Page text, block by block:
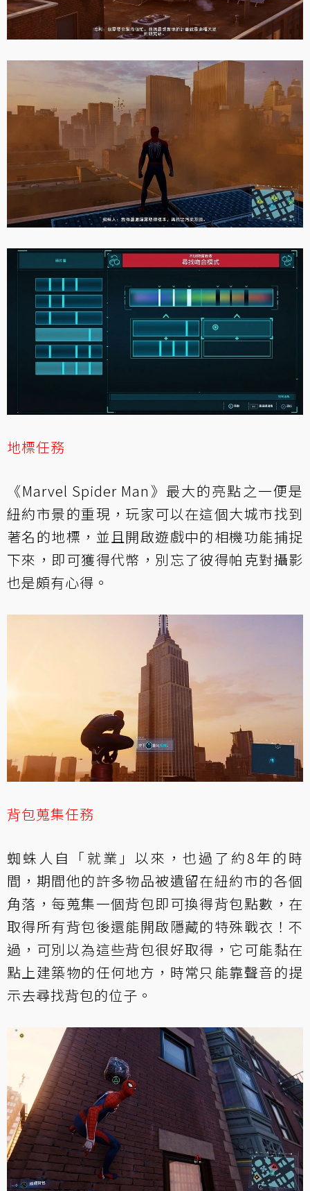
地標任務
《Marvel Spider Man》最大的亮點之一便是
紐約市景的重現，玩家可以在這個大城市找到
著名的地標，並且開啟遊戲中的相機功能捕捉
下來，即可獲得代幣，別忘了彼得帕克對攝影
也是頗有心得。
背包蒐集任務
蜘蛛人自「就業」以來，也過了約8年的時
間，期間他的許多物品被遺留在紐約市的各個
角落，每蒐集一個背包即可換得背包點數，在
取得所有背包後還能開啟隱藏的特殊戰衣！不
過，可別以為這些背包很好取得，它可能黏在
點上建築物的任何地方，時常只能靠聲音的提
示去尋找背包的位子。